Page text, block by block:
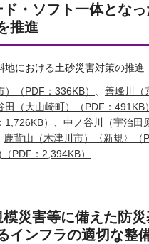
ド・ソフト一体とな
推進
地における土砂災害対策の推進
（PDF：336KB）
善峰川（
田（大山崎町）（PDF：491KB）
）
中ノ谷川（宇治田
鹿背山（木津川市）〈新規〉（
PDF：2,394KB）
模災害等に備えた防
インフラの適切な整